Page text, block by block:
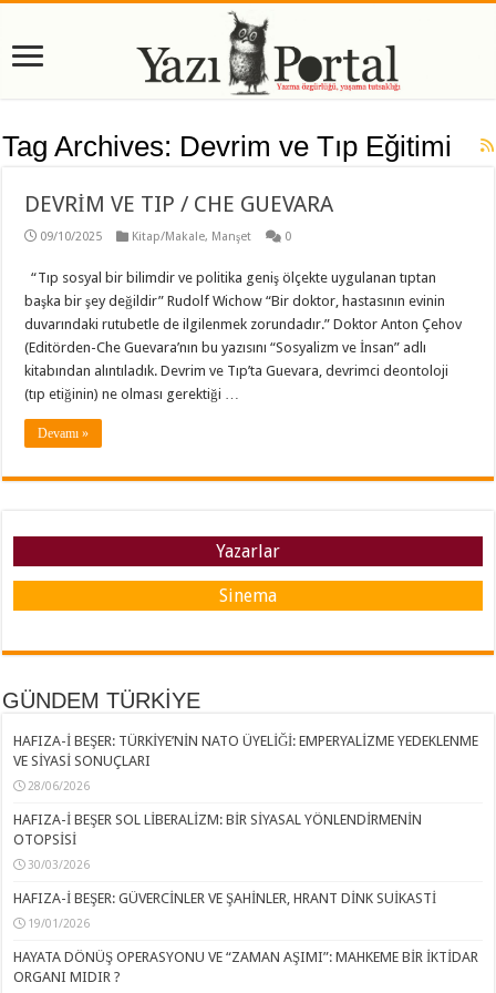
Tag Archives: Devrim ve Tıp Eğitimi
DEVRİM VE TIP / CHE GUEVARA
09/10/2025 Kitap/Makale, Manşet 0
“Tıp sosyal bir bilimdir ve politika geniş ölçekte uygulanan tıptan
başka bir şey değildir” Rudolf Wichow “Bir doktor, hastasının evinin
duvarındaki rutubetle de ilgilenmek zorundadır.” Doktor Anton Çehov
(Editörden-Che Guevara’nın bu yazısını “Sosyalizm ve İnsan” adlı
kitabından alıntıladık. Devrim ve Tıp’ta Guevara, devrimci deontoloji
(tıp etiğinin) ne olması gerektiği …
Devamı »
Yazarlar
Sinema
GÜNDEM TÜRKİYE
HAFIZA-İ BEŞER: TÜRKİYE’NİN NATO ÜYELİĞİ: EMPERYALİZME YEDEKLENME
VE SİYASİ SONUÇLARI
28/06/2026
HAFIZA-İ BEŞER SOL LİBERALİZM: BİR SİYASAL YÖNLENDİRMENİN
OTOPSİSİ
30/03/2026
HAFIZA-İ BEŞER: GÜVERCİNLER VE ŞAHİNLER, HRANT DİNK SUİKASTİ
19/01/2026
HAYATA DÖNÜŞ OPERASYONU VE “ZAMAN AŞIMI”: MAHKEME BİR İKTİDAR
ORGANI MIDIR ?